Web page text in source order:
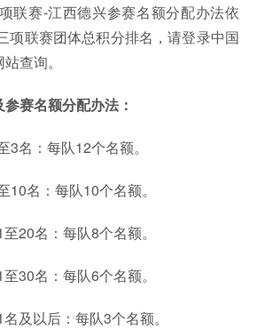
联赛-江西德兴参赛名额分配办法依
项联赛团体总积分排名，请登录中国
查询。
赛名额分配办法：
3名：每队12个名额。
名：每队10个名额。
20名：每队8个名额。
30名：每队6个名额。
及以后：每队3个名额。